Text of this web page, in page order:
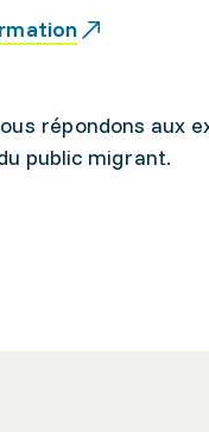
répondons aux
public migrant.